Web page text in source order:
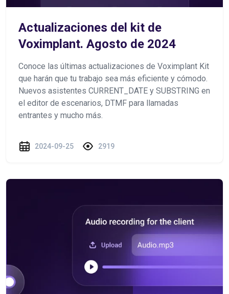
Actualizaciones del kit de
Voximplant. Agosto de 2024
Conoce las últimas actualizaciones de Voximplant Kit
que harán que tu trabajo sea más eficiente y cómodo.
Nuevos asistentes CURRENT_DATE y SUBSTRING en
el editor de escenarios, DTMF para llamadas
entrantes y mucho más.
2024-09-25 2919